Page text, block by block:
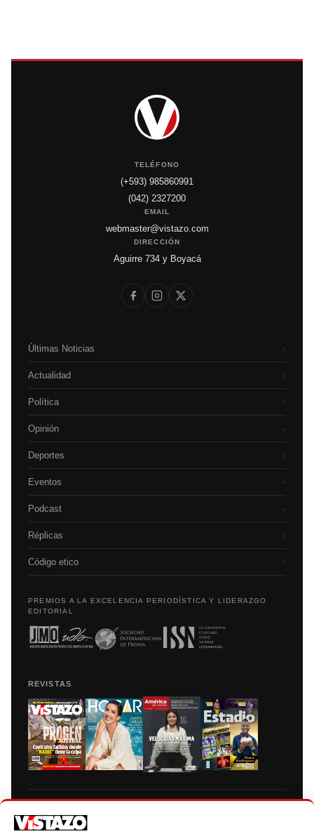
TELÉFONO
(+593) 985860991
(042) 2327200
EMAIL
webmaster@vistazo.com
DIRECCIÓN
Aguirre 734 y Boyacá
Últimas Noticias ›
Actualidad ›
Política ›
Opinión ›
Deportes ›
Eventos ›
Podcast ›
Réplicas ›
Código etico ›
PREMIOS A LA EXCELENCIA PERIODÍSTICA Y LIDERAZGO
EDITORIAL
REVISTAS
autorización escrita de su titular, de todos los contenidos de Vistazo.com.